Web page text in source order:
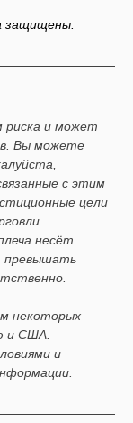
защищены.
риска и может
Вы можете
с этим
цели
несёт
превышать
некоторых
и США.
и